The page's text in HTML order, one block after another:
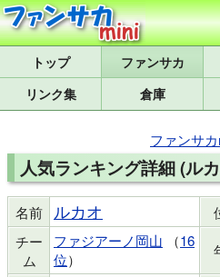
トップ
リンク集
倉庫
ファンサ
人気ランキング詳細 (ル
名前 ルカオ
チー
ム
ファジアーノ岡山 （16
位）